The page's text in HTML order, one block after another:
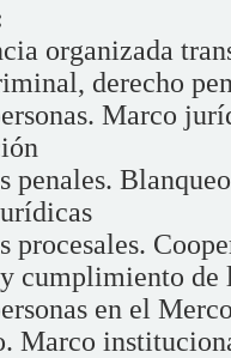
organizada
derecho
Marco
penales.
procesales.
cumplimiento de
en el
Marco